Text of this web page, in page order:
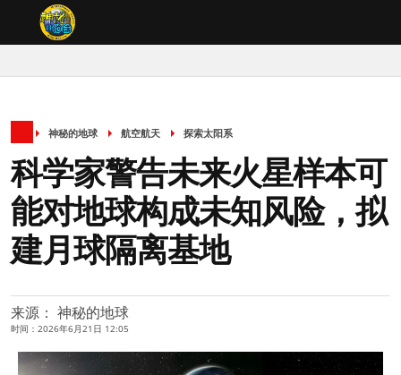
神秘的地球 航空航天 探索太阳系
科学家警告未来火星样本可
能对地球构成未知风险，拟
建月球隔离基地
来源： 神秘的地球
时间：2026年6月21日 12:05